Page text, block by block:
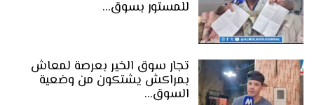
للمستور بسوق…
تجار سوق الخير بعرصة لمعاش
بمراكش يشتكون من وضعية
السوق…